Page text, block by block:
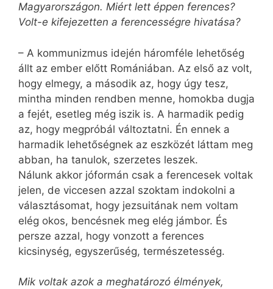
Magyarországon. Miért lett éppen ferences?
Volt-e kifejezetten a ferencességre hivatása?
– A kommunizmus idején háromféle lehetőség
állt az ember előtt Romániában. Az első az volt,
hogy elmegy, a második az, hogy úgy tesz,
mintha minden rendben menne, homokba dugja
a fejét, esetleg még iszik is. A harmadik pedig
az, hogy megpróbál változtatni. Én ennek a
harmadik lehetőségnek az eszközét láttam meg
abban, ha tanulok, szerzetes leszek.
Nálunk akkor jóformán csak a ferencesek voltak
jelen, de viccesen azzal szoktam indokolni a
választásomat, hogy jezsuitának nem voltam
elég okos, bencésnek meg elég jámbor. És
persze azzal, hogy vonzott a ferences
kicsinység, egyszerűség, természetesség.
Mik voltak azok a meghatározó élmények,